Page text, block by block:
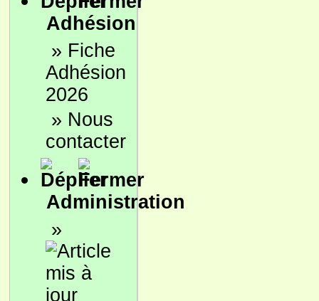
Adhésion
» Fiche
Adhésion
2026
» Nous
contacter
Administration
»